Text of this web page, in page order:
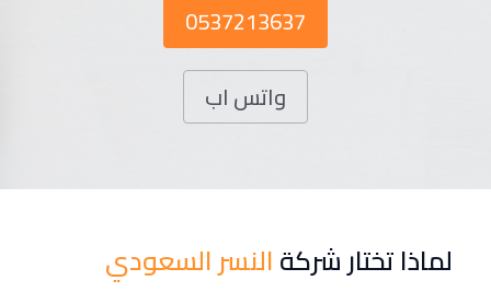
0537213637
واتس اب
لماذا تختار شركةالنسر السعودي